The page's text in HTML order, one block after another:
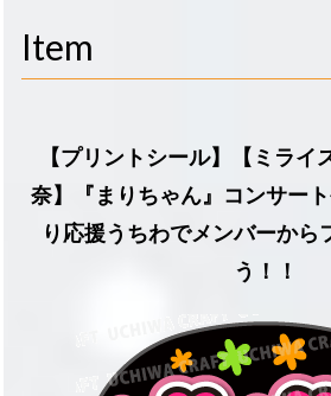
Item
【プリントシール】【ミライ
奈】『まりちゃん』コンサー
り応援うちわでメンバーから
う！！